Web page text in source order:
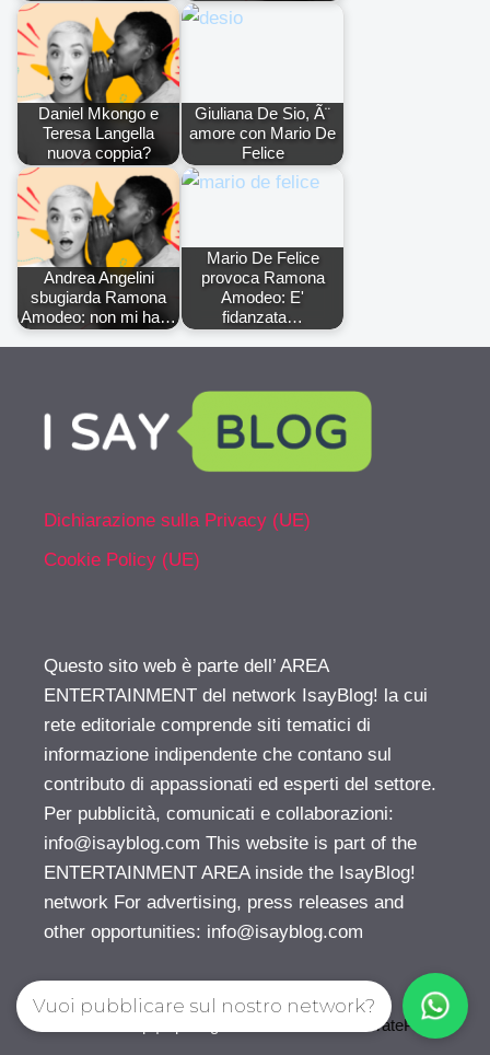
Daniel Mkongo e
Teresa Langella
nuova coppia?
Giuliana De Sio, Ã¨
amore con Mario De
Felice
Andrea Angelini
sbugiarda Ramona
Amodeo: non mi ha…
Mario De Felice
provoca Ramona
Amodeo: E'
fidanzata…
Dichiarazione sulla Privacy (UE)
Cookie Policy (UE)
Questo sito web è parte dell’ AREA
ENTERTAINMENT del network IsayBlog! la cui
rete editoriale comprende siti tematici di
informazione indipendente che contano sul
contributo di appassionati ed esperti del settore.
Per pubblicità, comunicati e collaborazioni:
info@isayblog.com This website is part of the
ENTERTAINMENT AREA inside the IsayBlog!
network For advertising, press releases and
other opportunities: info@isayblog.com
GeneratePress
Vuoi pubblicare sul nostro network?